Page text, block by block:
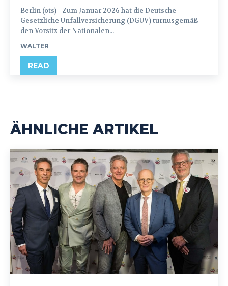
Berlin (ots) - Zum Januar 2026 hat die Deutsche
Gesetzliche Unfallversicherung (DGUV) turnusgemäß
den Vorsitz der Nationalen...
WALTER
READ
ÄHNLICHE ARTIKEL